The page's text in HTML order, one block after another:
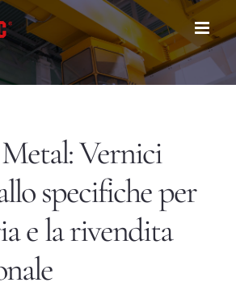
Vernici
specifiche per
e la rivendita